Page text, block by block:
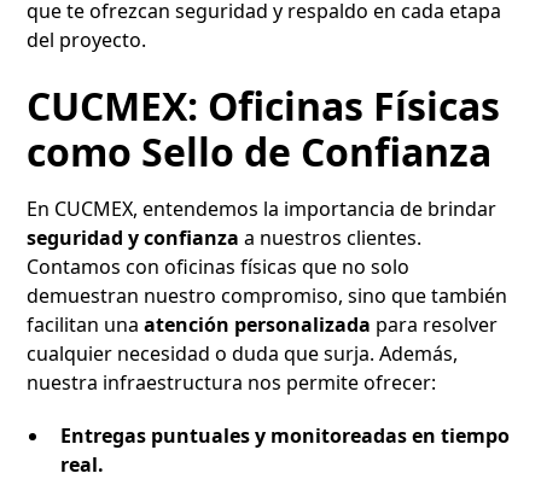
que te ofrezcan seguridad y respaldo en cada etapa
del proyecto.
CUCMEX: Oficinas Físicas
como Sello de Confianza
En CUCMEX, entendemos la importancia de brindar
seguridad y confianza a nuestros clientes.
Contamos con oficinas físicas que no solo
demuestran nuestro compromiso, sino que también
facilitan unaatención personalizada para resolver
cualquier necesidad o duda que surja. Además,
nuestra infraestructura nos permite ofrecer:
Entregas puntuales y monitoreadas en tiempo
real.